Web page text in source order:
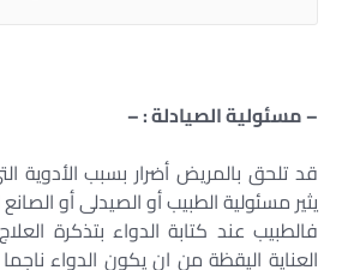
– مسئولية الصيادلة : –
قد تلحق بالمريض أضرار بسبب الأدوية
يثير مسئولية الطبيب أو الصيدلى أو
فالطبيب عند كتابة الدواء بتذكرة
العناية اليقظة من ان يكون الدواء